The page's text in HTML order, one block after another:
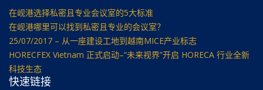
在岘港选择私密且专业会议室的5大标准
在岘港哪里可以找到私密且专业的会议室？
25/07/2017 – 从一座建设工地到越南MICE产业标志
HORECFEX Vietnam 正式启动–“未来视界”开启 HORECA 行业全新
科技生态
快速链接